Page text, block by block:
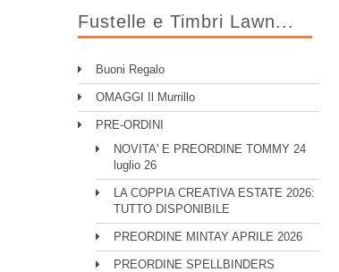
Fustelle e Timbri Lawn...
Buoni Regalo
OMAGGI Il Murrillo
PRE-ORDINI
NOVITA' E PREORDINE TOMMY 24
luglio 26
LA COPPIA CREATIVA ESTATE 2026:
TUTTO DISPONIBILE
PREORDINE MINTAY APRILE 2026
PREORDINE SPELLBINDERS